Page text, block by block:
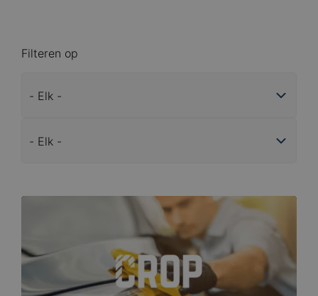
Filteren op